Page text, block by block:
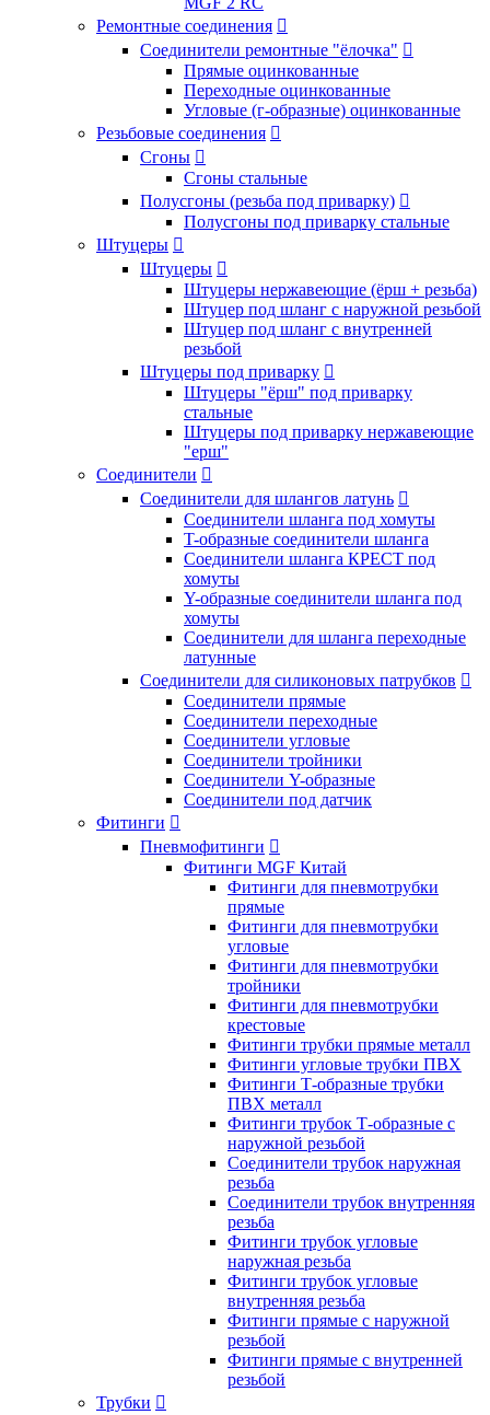
Ремонтные соединения 
Соединители ремонтные "ёлочка" 
Прямые оцинкованные
Переходные оцинкованные
Угловые (г-образные) оцинкованные
Резьбовые соединения 
Сгоны 
Сгоны стальные
Полусгоны (резьба под приварку) 
Полусгоны под приварку стальные
Штуцеры 
Штуцеры 
Штуцеры нержавеющие (ёрш + резьба)
Штуцер под шланг с наружной резьбой
Штуцер под шланг с внутренней
резьбой
Штуцеры под приварку 
Штуцеры "ёрш" под приварку
стальные
Штуцеры под приварку нержавеющие
"ерш"
Соединители 
Соединители для шлангов латунь 
Соединители шланга под хомуты
T-образные соединители шланга
Соединители шланга КРЕСТ под
хомуты
Y-образные соединители шланга под
хомуты
Соединители для шланга переходные
латунные
Соединители для силиконовых патрубков 
Соединители прямые
Соединители переходные
Соединители угловые
Соединители тройники
Соединители Y-образные
Соединители под датчик
Фитинги 
Пневмофитинги 
Фитинги MGF Китай
Фитинги для пневмотрубки
прямые
Фитинги для пневмотрубки
угловые
Фитинги для пневмотрубки
тройники
Фитинги для пневмотрубки
крестовые
Фитинги трубки прямые металл
Фитинги угловые трубки ПВХ
Фитинги Т-образные трубки
ПВХ металл
Фитинги трубок Т-образные с
наружной резьбой
Соединители трубок наружная
резьба
Соединители трубок внутренняя
резьба
Фитинги трубок угловые
наружная резьба
Фитинги трубок угловые
внутренняя резьба
Фитинги прямые с наружной
резьбой
Фитинги прямые с внутренней
резьбой
Трубки 